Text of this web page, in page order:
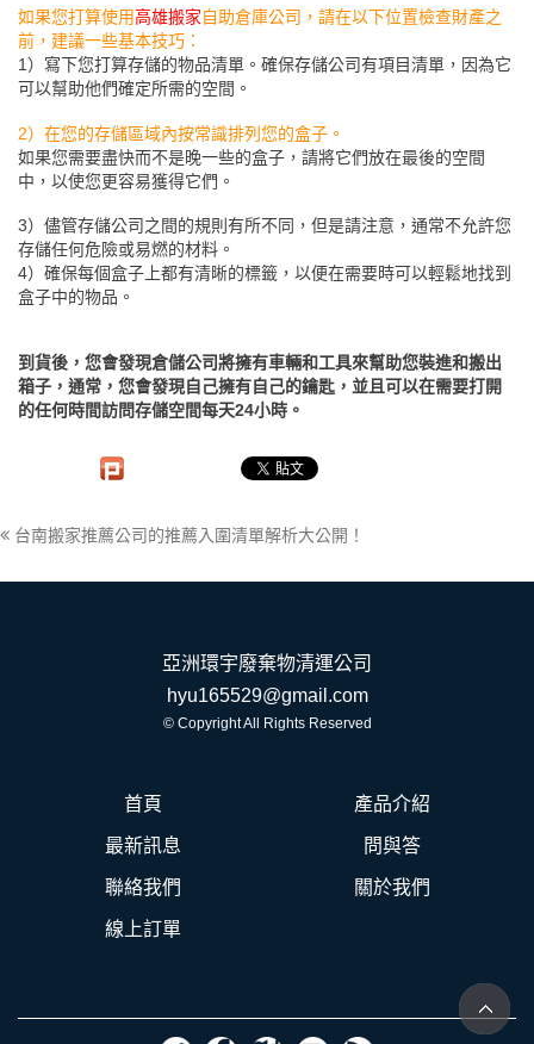
如果您打算使用高雄搬家自助倉庫公司，請在以下位置檢查財產之
前，建議一些基本技巧：
1）寫下您打算存儲的物品清單。確保存儲公司有項目清單，因為它
可以幫助他們確定所需的空間。
2）在您的存儲區域內按常識排列您的盒子。
如果您需要盡快而不是晚一些的盒子，請將它們放在最後的空間
中，以使您更容易獲得它們。
3）儘管存儲公司之間的規則有所不同，但是請注意，通常不允許您
存儲任何危險或易燃的材料。
4）確保每個盒子上都有清晰的標籤，以便在需要時可以輕鬆地找到
盒子中的物品。
到貨後，您會發現倉儲公司將擁有車輛和工具來幫助您裝進和搬出
箱子，通常，您會發現自己擁有自己的鑰匙，並且可以在需要打開
的任何時間訪問存儲空間每天24小時。
台南搬家推薦公司的推薦入圍清單解析大公開！
亞洲環宇廢棄物清運公司
hyu165529@gmail.com
© Copyright All Rights Reserved
首頁 產品介紹
最新訊息 問與答
聯絡我們 關於我們
線上訂單